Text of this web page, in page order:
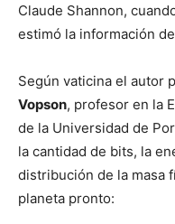
Claude Shannon,
estimó la información
Según vaticina el autor
Vopson, profesor en la
de la Universidad de
la cantidad de bits, la
distribución de la masa
planeta pronto: